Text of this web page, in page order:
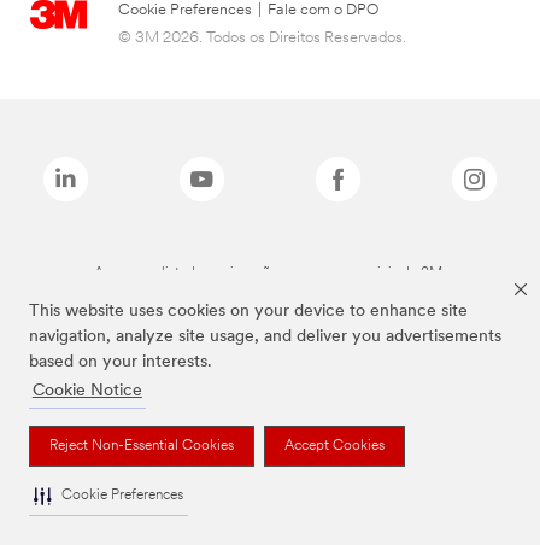
This website uses cookies on your device to enhance site
navigation, analyze site usage, and deliver you advertisements
based on your interests.
Cookie Notice
Reject Non-Essential Cookies Accept Cookies
Cookie Preferences
Cookie Preferences
Fale com o DPO
© 3M 2026. Todos os Direitos Reservados.
As marcas listadas a cima são marcas comerciais da 3M.